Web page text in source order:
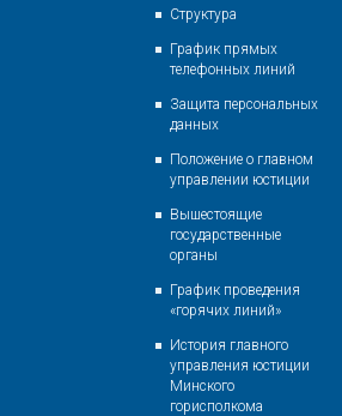
Структура
График прямых
телефонных линий
Защита персональных
данных
Положение о главном
управлении юстиции
Вышестоящие
государственные
органы
График проведения
«горячих линий»
История главного
управления юстиции
Минского
горисполкома